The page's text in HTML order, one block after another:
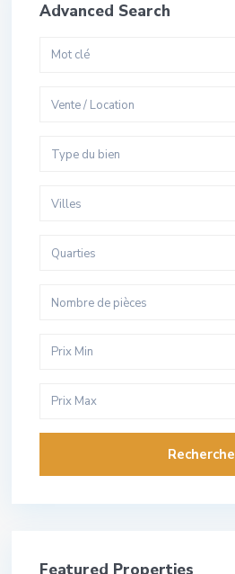
Advanced Search
Vente / Location
Type du bien
Villes
Quarties
Nombre de pièces
Recherche